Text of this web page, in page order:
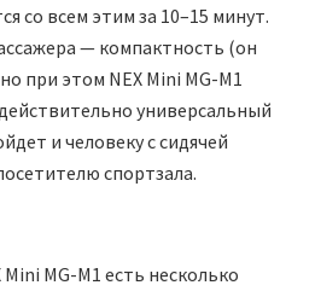
со всем этим за 10–15 минут.
— компактность (он
при этом NEX Mini MG-M1
универсальный
и человеку с сидячей
спортзала.
Mini MG-M1 есть несколько